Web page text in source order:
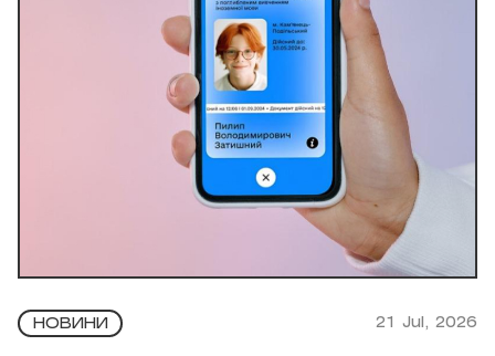
НОВИНИ 21 Jul, 2026